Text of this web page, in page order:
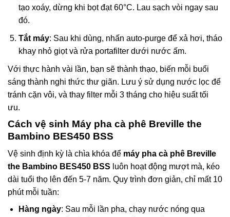
tạo xoáy, dừng khi bọt đạt 60°C. Lau sạch vòi ngay sau
đó.
Tắt máy: Sau khi dùng, nhấn auto-purge để xả hơi, tháo
khay nhỏ giọt và rửa portafilter dưới nước ấm.
Với thực hành vài lần, bạn sẽ thành thạo, biến mỗi buổi
sáng thành nghi thức thư giãn. Lưu ý sử dụng nước lọc để
tránh cặn vôi, và thay filter mỗi 3 tháng cho hiệu suất tối
ưu.
Cách vệ sinh Máy pha cà phê Breville the
Bambino BES450 BSS
Vệ sinh định kỳ là chìa khóa để máy pha cà phê Breville
the Bambino BES450 BSS luôn hoạt động mượt mà, kéo
dài tuổi thọ lên đến 5-7 năm. Quy trình đơn giản, chỉ mất 10
phút mỗi tuần:
Hàng ngày: Sau mỗi lần pha, chạy nước nóng qua